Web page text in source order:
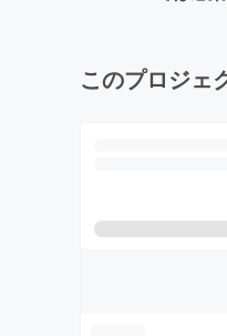
このプロジェ